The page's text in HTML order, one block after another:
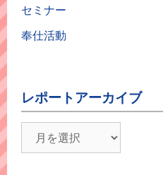
セミナー
奉仕活動
レポートアーカイブ
ポ